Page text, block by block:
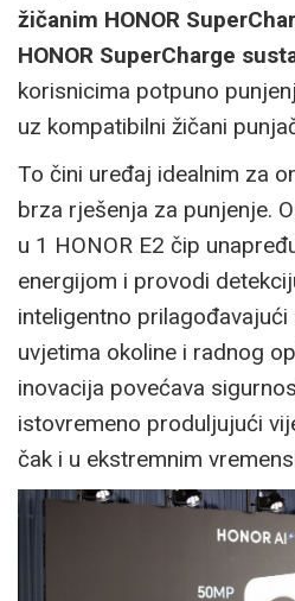
žičanim HONOR
HONOR SuperCharge
korisnicima potpuno
uz kompatibilni žičani
To čini uređaj idealnim za
brza rješenja za punjenje.
u 1 HONOR E2 čip
energijom i provodi
inteligentno
uvjetima okoline i radnog
inovacija povećava
istovremeno produljujući
čak i u ekstremnim